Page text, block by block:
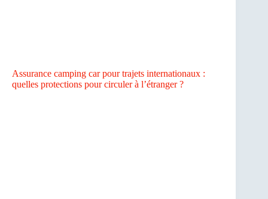
Assurance camping car pour trajets internationaux :
quelles protections pour circuler à l’étranger ?